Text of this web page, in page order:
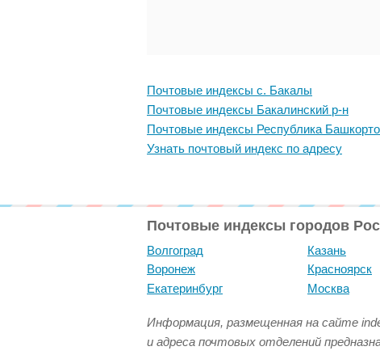
Почтовые индексы с. Бакалы
Почтовые индексы Бакалинский р-н
Почтовые индексы Республика
Узнать почтовый индекс по адресу
Почтовые индексы городов
Волгоград
Воронеж
Екатеринбург
Казань
Красноярск
Москва
Информация, размещенная на сайте
и адреса почтовых отделений